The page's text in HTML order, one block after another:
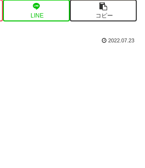
LINE コピー
2022.07.23